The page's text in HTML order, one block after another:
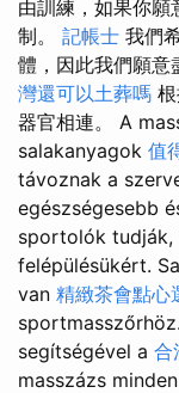
由訓練，如果你願
制。 記帳士 我們
體，因此我們願意
灣還可以土葬嗎
器官相連。 A
salakanyagok 值
távoznak a
egészségesebb
sportolók tudják,
felépülésükért.
van 精緻茶會點心
segítségével a 合
masszázs